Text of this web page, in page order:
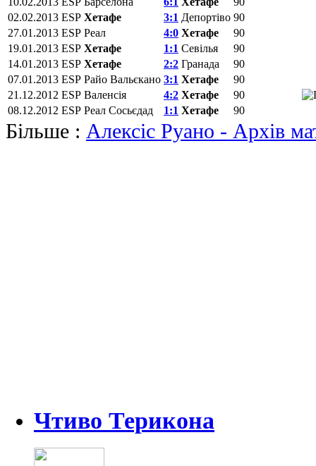
02.02.2013 ESP Хетафе 3:1 Депортіво 90
27.01.2013 ESP Реал 4:0 Хетафе
90
19.01.2013 ESP Хетафе 1:1 Севілья
90
14.01.2013 ESP Хетафе 2:2 Гранада
90
07.01.2013 ESP Райо Вальєкано 3:1 Хетафе
90
21.12.2012 ESP Валенсія 4:2 Хетафе
90
08.12.2012 ESP Реал Сосьєдад 1:1 Хетафе 90
Більше : Алексіс Руано - Архів
Чтиво Терикона